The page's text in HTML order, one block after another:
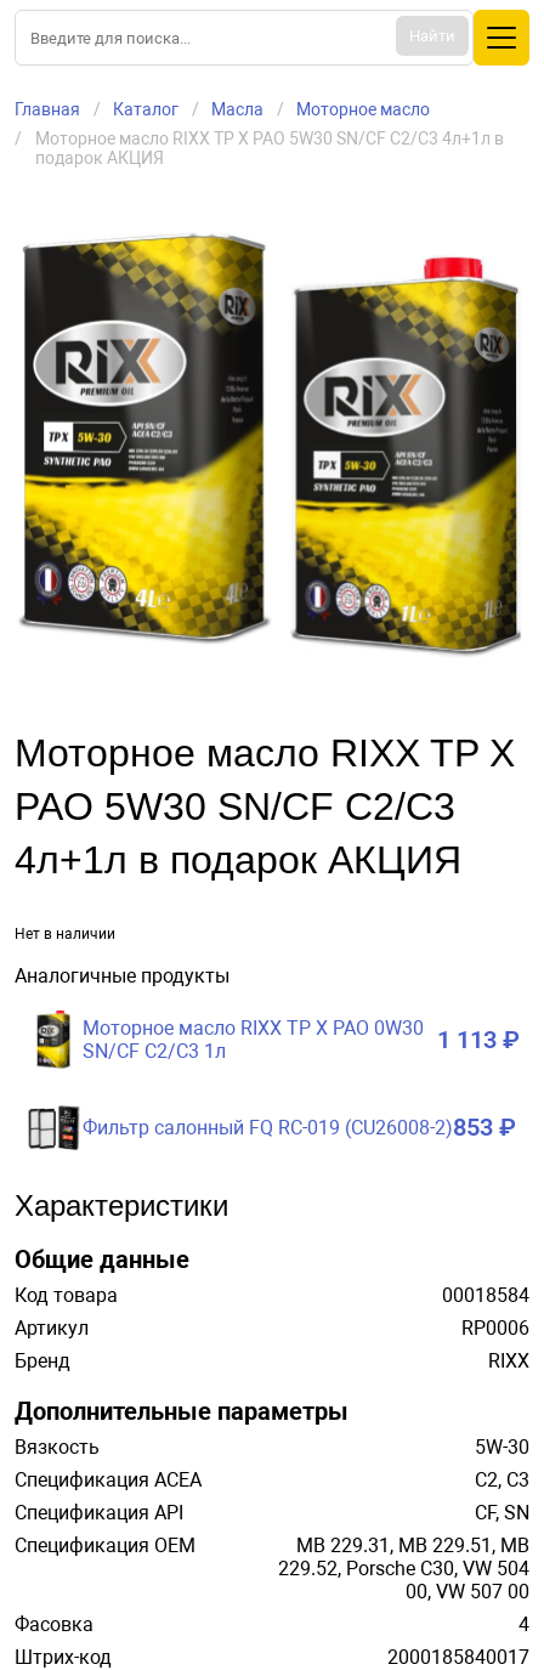
Найти
Главная Каталог Масла
Моторное масло
Моторное масло RIXX TP X PAO 5W30 SN/CF C2/C3 4л+1л в
подарок АКЦИЯ
Моторное масло RIXX TP X
PAO 5W30 SN/CF C2/C3
4л+1л в подарок АКЦИЯ
Нет в наличии
Аналогичные продукты
Моторное масло RIXX TP X PAO 0W30
SN/CF C2/C3 1л
1 113 ₽
Фильтр салонный FQ RC-019 (CU26008-2)853 ₽
Характеристики
Общие данные
Код товара
00018584
Артикул
RP0006
Бренд
RIXX
Дополнительные параметры
Вязкость
5W-30
Спецификация ACEA
C2, C3
Спецификация API
CF, SN
Спецификация OEM
MB 229.31, MB 229.51, MB
229.52, Porsche C30, VW 504
00, VW 507 00
Фасовка
4
Штрих-код
2000185840017